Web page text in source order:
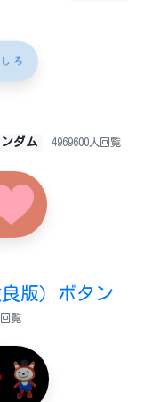
ろ
ダム 4969600人回覧
版）ボタン
覧